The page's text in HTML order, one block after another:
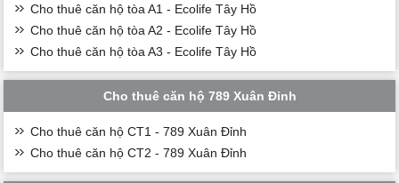
Cho thuê căn hộ tòa A1 - Ecolife Tây Hồ
Cho thuê căn hộ tòa A2 - Ecolife Tây Hồ
Cho thuê căn hộ tòa A3 - Ecolife Tây Hồ
Cho thuê căn hộ 789 Xuân Đỉnh
Cho thuê căn hộ CT1 - 789 Xuân Đỉnh
Cho thuê căn hộ CT2 - 789 Xuân Đỉnh